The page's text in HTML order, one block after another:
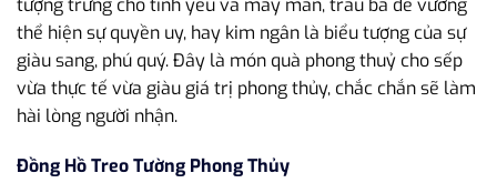
thể hiện sự quyền uy, hay kim ngân là biểu tượng của sự
giàu sang, phú quý. Đây là món quà phong thuỷ cho sếp
vừa thực tế vừa giàu giá trị phong thủy, chắc chắn sẽ làm
hài lòng người nhận.
Đồng Hồ Treo Tường Phong Thủy